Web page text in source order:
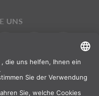
UNS
International